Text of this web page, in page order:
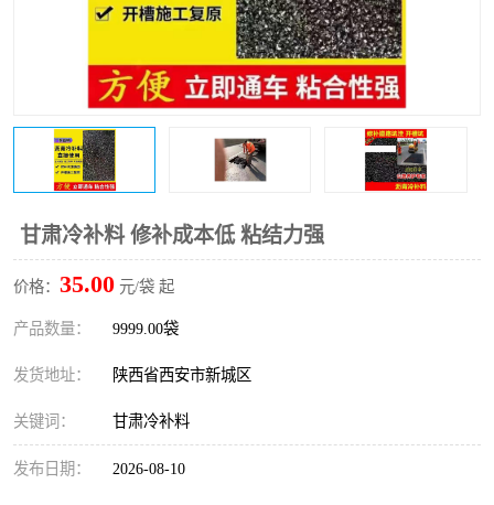
甘肃冷补料 修补成本低 粘结力强
价格： 35.00 元/袋 起
产品数量： 9999.00袋
发货地址： 陕西省西安市新城区
关键词： 甘肃冷补料
发布日期： 2026-08-10
碳纤维布 金刚砂
桥梁伸缩缝快速修补料 防静电不发火砂浆
膨胀剂 混凝土防碳化涂料
融雪剂